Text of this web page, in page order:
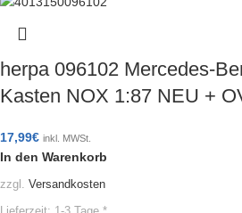
herpa 096102 Mercedes-
Kasten NOX 1:87 NEU +
17,99€ inkl. MWSt.
In den Warenkorb
zzgl. Versandkosten